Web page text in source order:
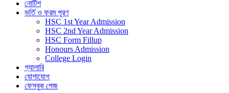
নোটিশ
ভর্তি ও ফরম পূরণ
HSC 1st Year Admission
HSC 2nd Year Admission
HSC Form Fillup
Honours Admission
College Login
গ্যালারি
যোগাযোগ
ফেসবুক পেজ